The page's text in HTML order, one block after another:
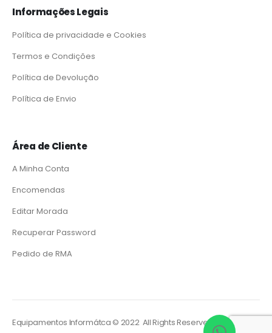
Informações Legais
Política de privacidade e Cookies
Termos e Condições
Política de Devolução
Política de Envio
Área de Cliente
A Minha Conta
Encomendas
Editar Morada
Recuperar Password
Pedido de RMA
Equipamentos Informátca © 2022 All Rights Reserved. Powered by